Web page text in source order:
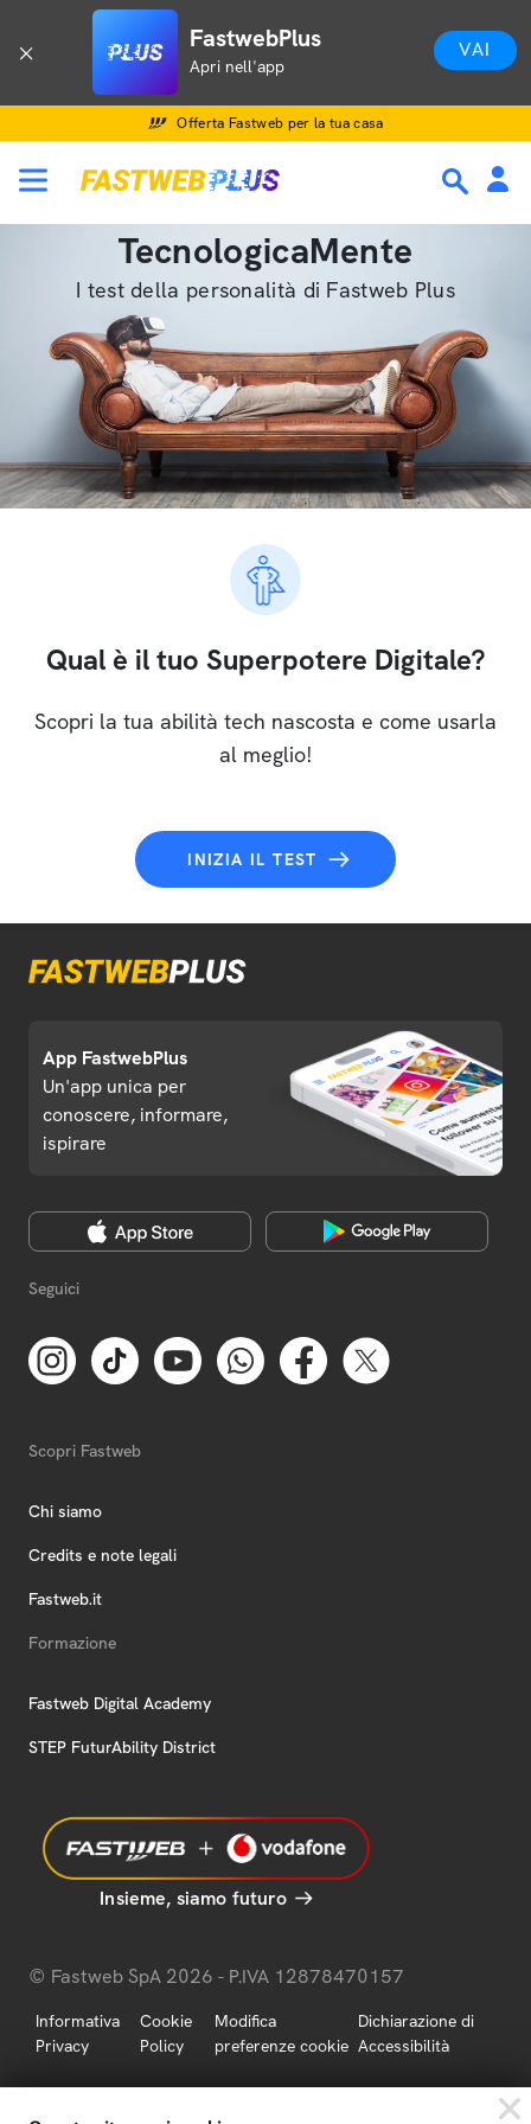
FastwebPlus
Apri nell'app
VAI
Offerta Fastweb per la tua casa
TecnologicaMente
I test della personalità di Fastweb Plus
Qual è il tuo Superpotere Digitale?
Scopri la tua abilità tech nascosta e come usarla
al meglio!
INIZIA IL TEST
App FastwebPlus
Un'app unica per
conoscere, informare,
ispirare
Seguici
Scopri Fastweb
Chi siamo
Credits e note legali
Fastweb.it
Formazione
Fastweb Digital Academy
STEP FuturAbility District
Insieme, siamo futuro
© Fastweb SpA 2026 - P.IVA 12878470157
Informativa
Privacy
Cookie
Policy
Modifica
preferenze cookie
Dichiarazione di
Accessibilità